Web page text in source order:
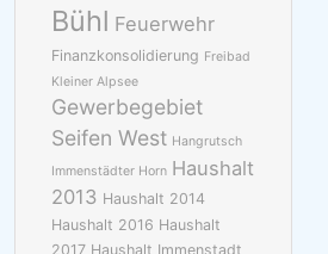
Bühl Feuerwehr
Finanzkonsolidierung Freibad
Kleiner Alpsee
Gewerbegebiet
Seifen West Hangrutsch
Immenstädter Horn Haushalt
2013 Haushalt 2014
Haushalt 2016 Haushalt
2017 Haushalt Immenstadt